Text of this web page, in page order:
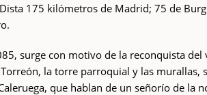
175 kilómetros de Madrid; 75 de
surge con motivo de la reconquista del
la torre parroquial y las murallas,
que hablan de un señorío de la